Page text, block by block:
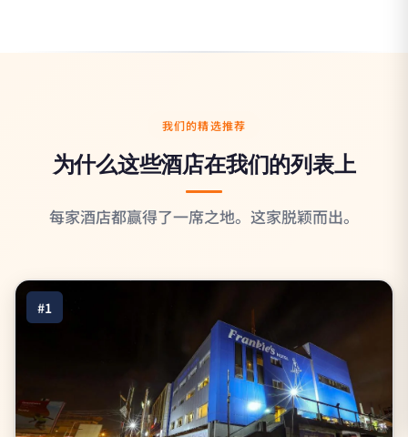
我们的精选推荐
为什么这些酒店在我们的列表上
每家酒店都赢得了一席之地。这家脱颖而出。
#1